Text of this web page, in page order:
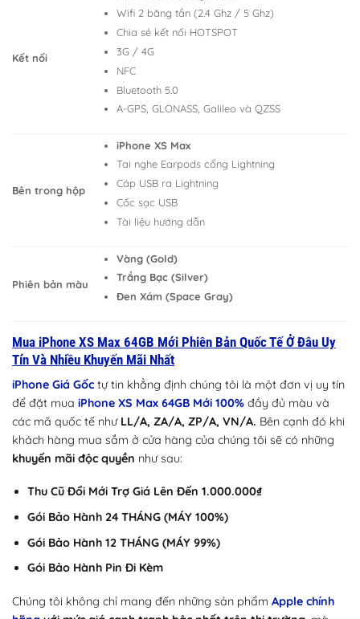
Kết nối
Wifi 2 băng tần (2.4 Ghz / 5 Ghz)
Chia sẻ kết nối HOTSPOT
3G / 4G
NFC
Bluetooth 5.0
A-GPS, GLONASS, Galileo và QZSS
Bên trong hộp
iPhone XS Max
Tai nghe Earpods cổng Lightning
Cáp USB ra Lightning
Cốc sạc USB
Tài liệu hướng dẫn
Phiên bản màu
Vàng (Gold)
Trắng Bạc (Silver)
Đen Xám (Space Gray)
Mua iPhone XS Max 64GB Mới Phiên Bản Quốc Tế Ở Đâu Uy
Tín Và Nhiều Khuyến Mãi Nhất
iPhone Giá Gốc tự tin khẳng định chúng tôi là một đơn vị uy tín
để đặt mua iPhone XS Max 64GB Mới 100% đầy đủ màu và
các mã quốc tế như LL/A, ZA/A, ZP/A, VN/A. Bên cạnh đó khi
khách hàng mua sắm ở cửa hàng của chúng tôi sẽ có những
khuyến mãi độc quyền như sau:
Thu Cũ Đổi Mới Trợ Giá Lên Đến 1.000.000₫
Gói Bảo Hành 24 THÁNG (MÁY 100%)
Gói Bảo Hành 12 THÁNG (MÁY 99%)
Gói Bảo Hành Pin Đi Kèm
Chúng tôi không chỉ mang đến những sản phẩm Apple chính